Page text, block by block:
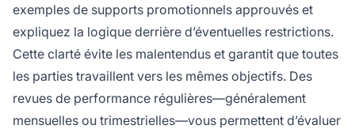
exemples de supports promotionnels approuvés et
expliquez la logique derrière d’éventuelles restrictions.
Cette clarté évite les malentendus et garantit que toutes
les parties travaillent vers les mêmes objectifs. Des
revues de performance régulières—généralement
mensuelles ou trimestrielles—vous permettent d’évaluer